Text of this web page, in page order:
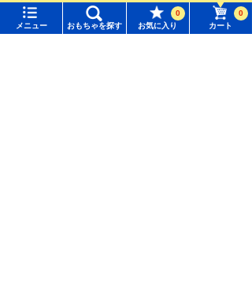
メニュー おもちゃを探す お気に入り
0
カート
0